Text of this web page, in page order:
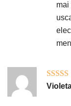
mai